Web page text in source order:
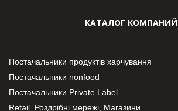
КАТАЛОГ КОМПАНИЙ
Постачальники продуктів харчування
Постачальники nonfood
Постачальники Private Label
Retail. Роздрібні мережі, Магазини